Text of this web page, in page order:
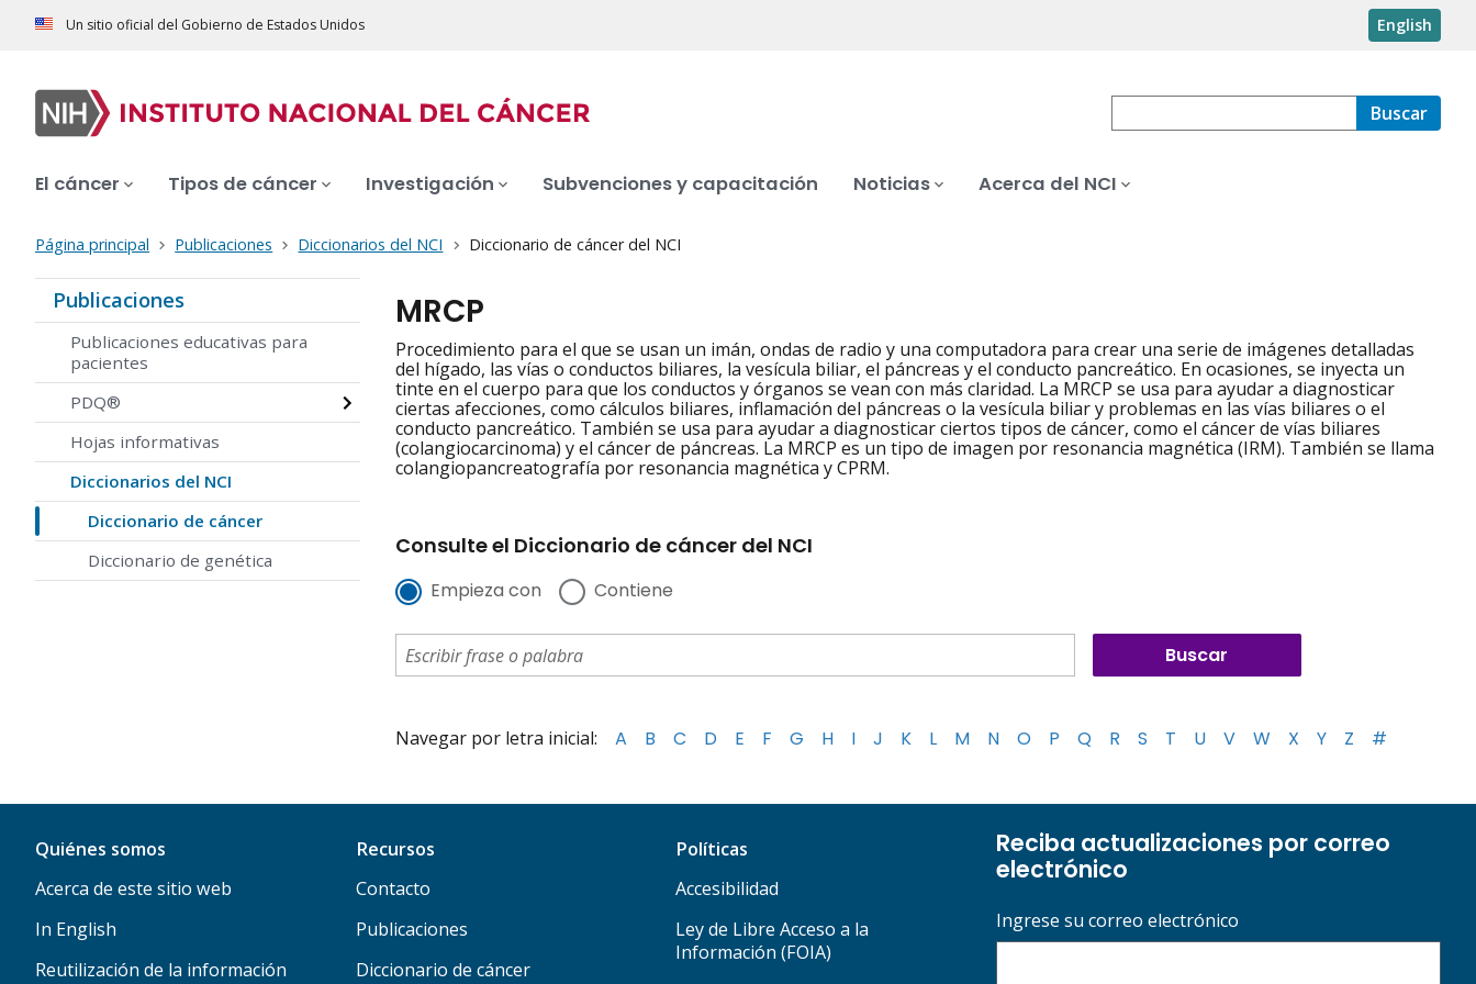
Un sitio oficial del Gobierno de Estados Unidos English
Buscar
El cáncer Tipos de cáncer Investigación Subvenciones y capacitación Noticias Acerca del NCI
Página principal Publicaciones Diccionarios del NCI Diccionario de cáncer del NCI
Publicaciones
Publicaciones educativas para
pacientes
PDQ®
Hojas informativas
Diccionarios del NCI
Diccionario de cáncer
Diccionario de genética
MRCP
Procedimiento para el que se usan un imán, ondas de radio y una computadora para crear una serie de imágenes detalladas
del hígado, las vías o conductos biliares, la vesícula biliar, el páncreas y el conducto pancreático. En ocasiones, se inyecta un
tinte en el cuerpo para que los conductos y órganos se vean con más claridad. La MRCP se usa para ayudar a diagnosticar
ciertas afecciones, como cálculos biliares, inflamación del páncreas o la vesícula biliar y problemas en las vías biliares o el
conducto pancreático. También se usa para ayudar a diagnosticar ciertos tipos de cáncer, como el cáncer de vías biliares
(colangiocarcinoma) y el cáncer de páncreas. La MRCP es un tipo de imagen por resonancia magnética (IRM). También se llama
colangiopancreatografía por resonancia magnética y CPRM.
Consulte el Diccionario de cáncer del NCI
Empieza con Contiene
Navegar por letra inicial: A B C D E F G H I J K L M N O P Q R S T U V W X Y Z #
Quiénes somos
Acerca de este sitio web
In English
Reutilización de la información
Recursos
Contacto
Publicaciones
Diccionario de cáncer
Políticas
Accesibilidad
Ley de Libre Acceso a la
Información (FOIA)
Reciba actualizaciones por correo
electrónico
Ingrese su correo electrónico